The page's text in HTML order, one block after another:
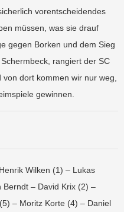
vorentscheidendes
müssen, was sie drauf
gegen Borken und dem Sieg
rangiert der SC
dort kommen wir nur weg,
gewinnen.
Wilken (1) – Lukas
Berndt – David Krix (2) –
– Moritz Korte (4) – Daniel